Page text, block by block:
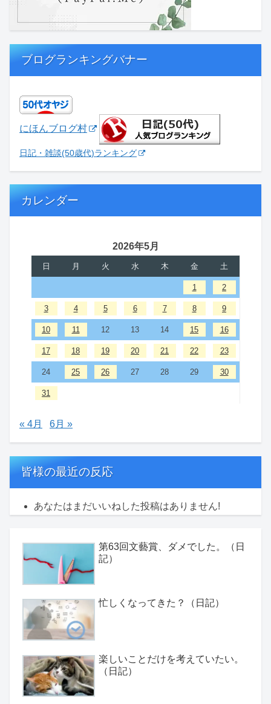
ブログランキングバナー
にほんブログ村
日記・雑談(50歳代)ランキング
カレンダー
2026年5月
日 月 火 水 木 金 土
1 2
3 4 5 6 7 8 9
10 11 12 13 14 15 16
17 18 19 20 21 22 23
24 25 26 27 28 29 30
31
« 4月 6月 »
皆様の最近の反応
あなたはまだいいねした投稿はありません!
第63回文藝賞、ダメでした。（日
記）
忙しくなってきた？（日記）
楽しいことだけを考えていたい。
（日記）